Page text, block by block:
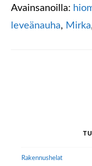
Avainsanoilla:
leveänauha, Mirka
Rakennushelat